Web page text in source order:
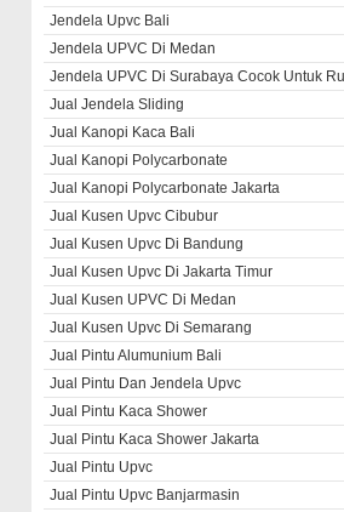
Jendela Upvc Bali
Jendela UPVC Di Medan
Jendela UPVC Di Surabaya Cocok Untuk
Jual Jendela Sliding
Jual Kanopi Kaca Bali
Jual Kanopi Polycarbonate
Jual Kanopi Polycarbonate Jakarta
Jual Kusen Upvc Cibubur
Jual Kusen Upvc Di Bandung
Jual Kusen Upvc Di Jakarta Timur
Jual Kusen UPVC Di Medan
Jual Kusen Upvc Di Semarang
Jual Pintu Alumunium Bali
Jual Pintu Dan Jendela Upvc
Jual Pintu Kaca Shower
Jual Pintu Kaca Shower Jakarta
Jual Pintu Upvc
Jual Pintu Upvc Banjarmasin